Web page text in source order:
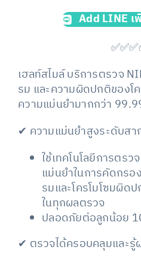
Add LINE
เฮลท์สไมล์ บริการตรวจ
รม และความผิดปกติของโ
ความแม่นยำมากกว่า
✔ ความแม่นยำสูงระดับสา
ใช้เทคโนโลยีการตร
แม่นยำในการคัดกร
รมและโครโมโซมผิด
ในทุกผลตรวจ
ปลอดภัยต่อลูกน้อย
✔ ตรวจได้ครอบคลุมและรู้